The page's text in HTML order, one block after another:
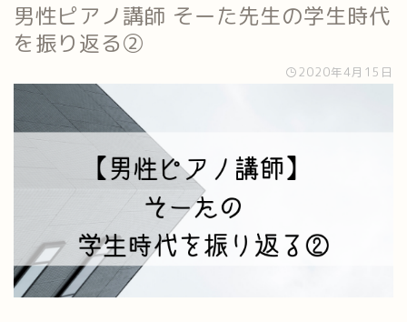
男性ピアノ講師 そーた先生の学生時代
を振り返る②
2020年4月15日